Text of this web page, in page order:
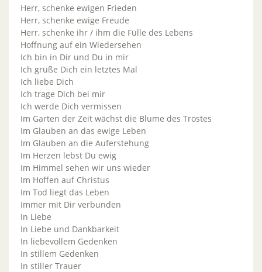
Herr, schenke ewigen Frieden
Herr, schenke ewige Freude
Herr, schenke ihr / ihm die Fülle des Lebens
Hoffnung auf ein Wiedersehen
Ich bin in Dir und Du in mir
Ich grüße Dich ein letztes Mal
Ich liebe Dich
Ich trage Dich bei mir
Ich werde Dich vermissen
Im Garten der Zeit wächst die Blume des Trostes
Im Glauben an das ewige Leben
Im Glauben an die Auferstehung
Im Herzen lebst Du ewig
Im Himmel sehen wir uns wieder
Im Hoffen auf Christus
Im Tod liegt das Leben
Immer mit Dir verbunden
In Liebe
In Liebe und Dankbarkeit
In liebevollem Gedenken
In stillem Gedenken
In stiller Trauer